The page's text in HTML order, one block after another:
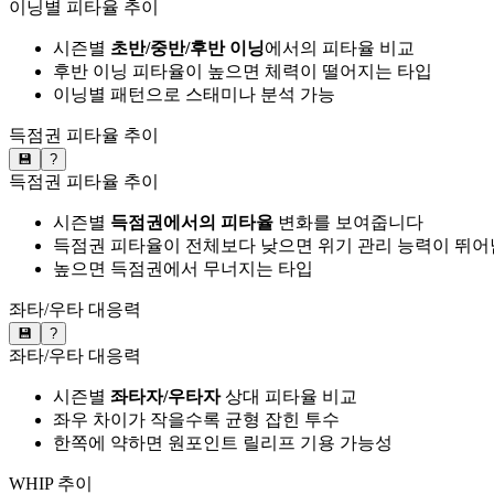
이닝별 피타율 추이
시즌별 초반/중반/후반 이닝에서의 피타율 비교
후반 이닝 피타율이 높으면 체력이 떨어지는 타입
이닝별 패턴으로 스태미나 분석 가능
득점권 피타율 추이
💾 ?
득점권 피타율 추이
시즌별 득점권에서의 피타율 변화를 보여줍니다
득점권 피타율이 전체보다 낮으면 위기 관리 능력이 뛰어
높으면 득점권에서 무너지는 타입
좌타/우타 대응력
💾 ?
좌타/우타 대응력
시즌별 좌타자/우타자상대 피타율 비교
좌우 차이가 작을수록 균형 잡힌 투수
한쪽에 약하면 원포인트 릴리프 기용 가능성
WHIP 추이